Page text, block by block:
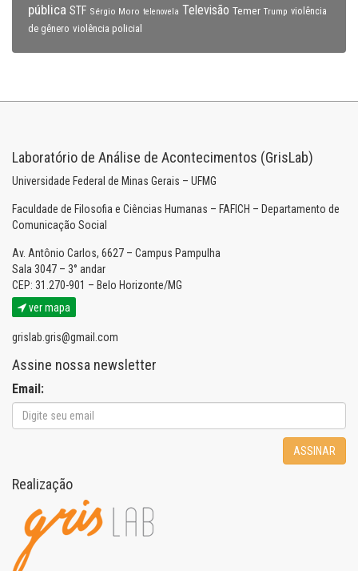
pública STF Sérgio Moro telenovela Televisão Temer Trump violência
de gênero violência policial
Laboratório de Análise de Acontecimentos (GrisLab)
Universidade Federal de Minas Gerais – UFMG
Faculdade de Filosofia e Ciências Humanas – FAFICH – Departamento de
Comunicação Social
Av. Antônio Carlos, 6627 – Campus Pampulha
Sala 3047 – 3° andar
CEP: 31.270-901 – Belo Horizonte/MG
ver mapa
grislab.gris@gmail.com
Assine nossa newsletter
Email:
ASSINAR
Realização